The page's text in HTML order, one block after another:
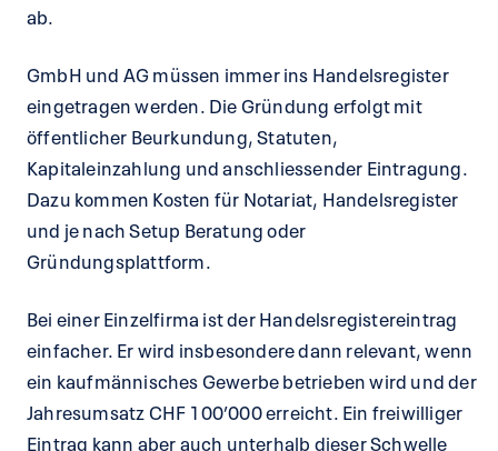
ab.
GmbH und AG müssen immer ins Handelsregister
eingetragen werden. Die Gründung erfolgt mit
öffentlicher Beurkundung, Statuten,
Kapitaleinzahlung und anschliessender Eintragung.
Dazu kommen Kosten für Notariat, Handelsregister
und je nach Setup Beratung oder
Gründungsplattform.
Bei einer Einzelfirma ist der Handelsregistereintrag
einfacher. Er wird insbesondere dann relevant, wenn
ein kaufmännisches Gewerbe betrieben wird und der
Jahresumsatz CHF 100’000 erreicht. Ein freiwilliger
Eintrag kann aber auch unterhalb dieser Schwelle